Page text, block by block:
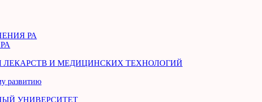
РА
ЛЕКАРСТВ И МЕДИЦИНСКИХ ТЕХНОЛОГИЙ
развитию
УНИВЕРСИТЕТ